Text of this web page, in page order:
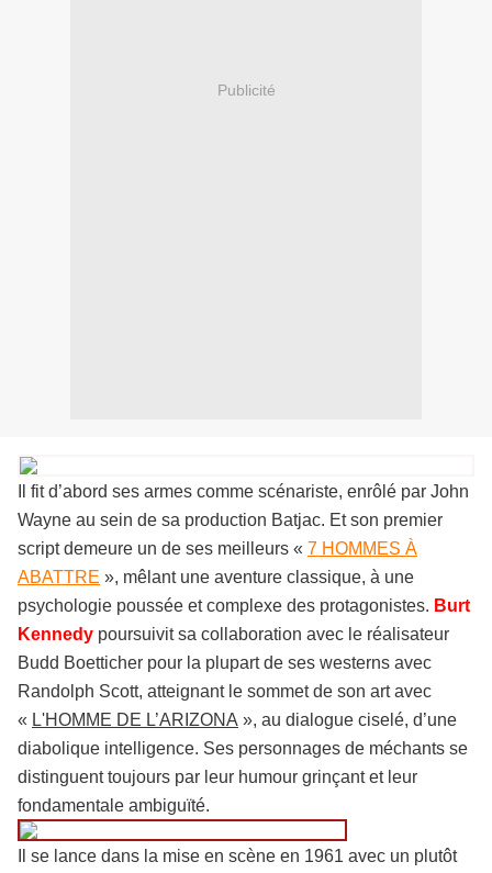
Publicité
Il fit d’abord ses armes comme scénariste, enrôlé par John
Wayne au sein de sa production Batjac. Et son premier
script demeure un de ses meilleurs « 7 HOMMES À
ABATTRE », mêlant une aventure classique, à une
psychologie poussée et complexe des protagonistes. Burt
Kennedy poursuivit sa collaboration avec le réalisateur
Budd Boetticher pour la plupart de ses westerns avec
Randolph Scott, atteignant le sommet de son art avec
« L'HOMME DE L’ARIZONA », au dialogue ciselé, d’une
diabolique intelligence. Ses personnages de méchants se
distinguent toujours par leur humour grinçant et leur
fondamentale ambiguïté.
Il se lance dans la mise en scène en 1961 avec un plutôt